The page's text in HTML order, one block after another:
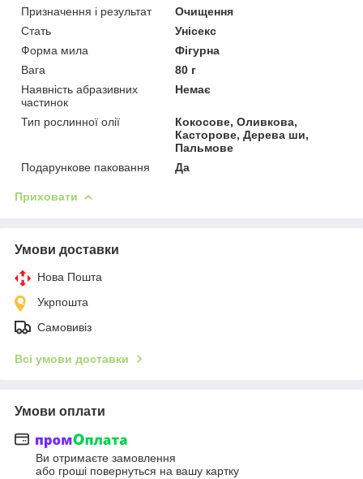
Призначення і результат
Очищення
Стать
Унісекс
Форма мила
Фігурна
Вага
80 г
Наявність абразивних
частинок
Немає
Тип рослинної олії
Кокосове, Оливкова,
Касторове, Дерева ши,
Пальмове
Подарункове паковання
Да
Приховати
Умови доставки
Нова Пошта
Укрпошта
Самовивіз
Всі умови доставки
Умови оплати
Ви отримаєте замовлення
або гроші повернуться на вашу картку